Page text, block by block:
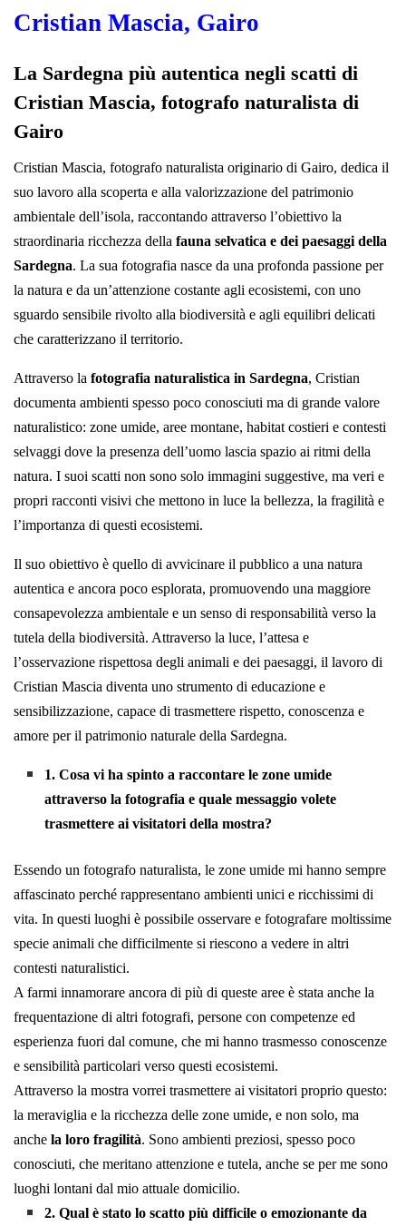
Cristian Mascia, Gairo
La Sardegna più autentica negli scatti di
Cristian Mascia, fotografo naturalista di
Gairo
Cristian Mascia, fotografo naturalista originario di Gairo, dedica il
suo lavoro alla scoperta e alla valorizzazione del patrimonio
ambientale dell’isola, raccontando attraverso l’obiettivo la
straordinaria ricchezza della fauna selvatica e dei paesaggi della
Sardegna. La sua fotografia nasce da una profonda passione per
la natura e da un’attenzione costante agli ecosistemi, con uno
sguardo sensibile rivolto alla biodiversità e agli equilibri delicati
che caratterizzano il territorio.
Attraverso la fotografia naturalistica in Sardegna, Cristian
documenta ambienti spesso poco conosciuti ma di grande valore
naturalistico: zone umide, aree montane, habitat costieri e contesti
selvaggi dove la presenza dell’uomo lascia spazio ai ritmi della
natura. I suoi scatti non sono solo immagini suggestive, ma veri e
propri racconti visivi che mettono in luce la bellezza, la fragilità e
l’importanza di questi ecosistemi.
Il suo obiettivo è quello di avvicinare il pubblico a una natura
autentica e ancora poco esplorata, promuovendo una maggiore
consapevolezza ambientale e un senso di responsabilità verso la
tutela della biodiversità. Attraverso la luce, l’attesa e
l’osservazione rispettosa degli animali e dei paesaggi, il lavoro di
Cristian Mascia diventa uno strumento di educazione e
sensibilizzazione, capace di trasmettere rispetto, conoscenza e
amore per il patrimonio naturale della Sardegna.
1. Cosa vi ha spinto a raccontare le zone umide
attraverso la fotografia e quale messaggio volete
trasmettere ai visitatori della mostra?
Essendo un fotografo naturalista, le zone umide mi hanno sempre
affascinato perché rappresentano ambienti unici e ricchissimi di
vita. In questi luoghi è possibile osservare e fotografare moltissime
specie animali che difficilmente si riescono a vedere in altri
contesti naturalistici.
A farmi innamorare ancora di più di queste aree è stata anche la
frequentazione di altri fotografi, persone con competenze ed
esperienza fuori dal comune, che mi hanno trasmesso conoscenze
e sensibilità particolari verso questi ecosistemi.
Attraverso la mostra vorrei trasmettere ai visitatori proprio questo:
la meraviglia e la ricchezza delle zone umide, e non solo, ma
anche la loro fragilità. Sono ambienti preziosi, spesso poco
conosciuti, che meritano attenzione e tutela, anche se per me sono
luoghi lontani dal mio attuale domicilio.
2. Qual è stato lo scatto più difficile o emozionante da